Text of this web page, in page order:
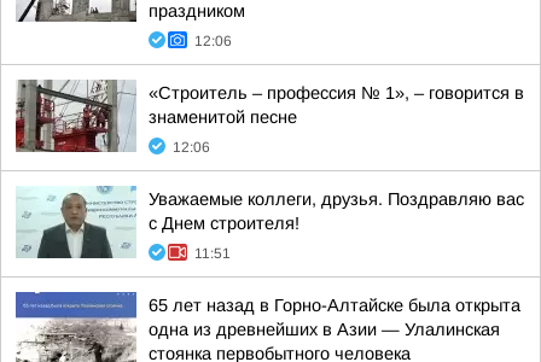
праздником
12:06
«Строитель – профессия № 1», – говорится в
знаменитой песне
12:06
Уважаемые коллеги, друзья. Поздравляю вас
с Днем строителя!
11:51
65 лет назад в Горно-Алтайске была открыта
одна из древнейших в Азии — Улалинская
стоянка первобытного человека